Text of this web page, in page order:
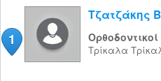
1
Τζατζάκης
Ορθοδοντικοί
Τρίκαλα